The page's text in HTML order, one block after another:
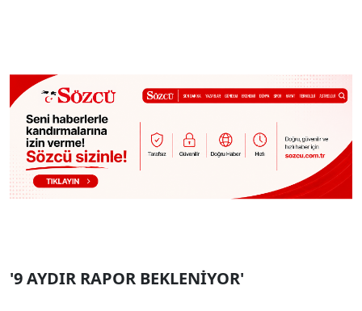
'9 AYDIR RAPOR BEKLENİYOR'